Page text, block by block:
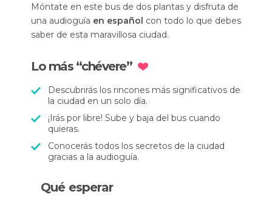
Móntate en este bus de dos plantas y disfruta de
una audioguía en español con todo lo que debes
saber de esta maravillosa ciudad.
Lo más “chévere”
Descubrirás los rincones más significativos de
la ciudad en un solo día.
¡Irás por libre! Sube y baja del bus cuando
quieras.
Conocerás todos los secretos de la ciudad
gracias a la audioguía.
Qué esperar